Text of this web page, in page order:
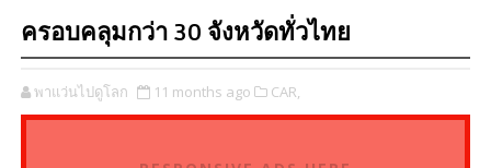
ครอบคลุมกว่า 30 จังหวัดทั่วไทย
พาแว่นไปดูโลก 11 months ago CAR,